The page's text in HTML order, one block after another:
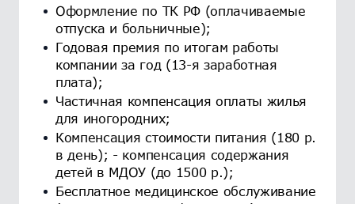
Оформление по ТК РФ (оплачиваемые
отпуска и больничные);
Годовая премия по итогам работы
компании за год (13-я заработная
плата);
Частичная компенсация оплаты жилья
для иногородних;
Компенсация стоимости питания (180 р.
в день); - компенсация содержания
детей в МДОУ (до 1500 р.);
Бесплатное медицинское обслуживание